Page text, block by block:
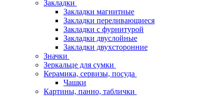
Закладки
Закладки магнитные
Закладки переливающиеся
Закладки с фурнитурой
Закладки двуслойные
Закладки двухсторонние
Значки
Зеркальце для сумки
Керамика, сервизы, посуда
Чашки
Картины, панно, таблички